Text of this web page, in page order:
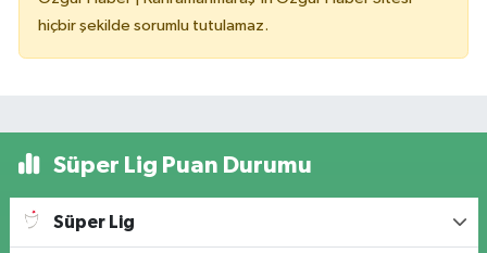
hiçbir şekilde sorumlu tutulamaz.
Süper Lig Puan Durumu
Süper Lig